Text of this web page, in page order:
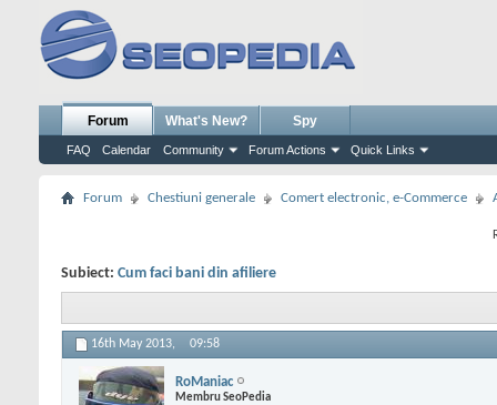
Forum
FAQ Calendar Community Forum Actions Quick Links
What's New? Spy
Forum Chestiuni generale Comert electronic, e-Commerce
Subiect: Cum faci bani din afiliere
16th May 2013, 09:58
RoManiac
Membru SeoPedia